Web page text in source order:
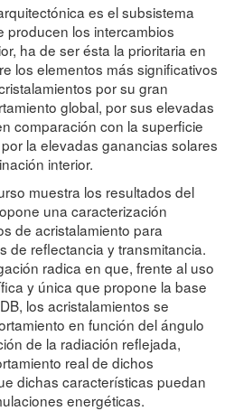
es el subsistema
producen los intercambios
ha de ser ésta la prioritaria en
los elementos más significativos
por su gran
global, por sus elevadas
comparación con la superficie
la elevadas ganancias solares
interior.
muestra los resultados del
una caracterización
de acristalamiento para
de reflectancia y transmitancia.
radica en que, frente al uso
y única que propone la base
los acristalamientos se
en función del ángulo
de la radiación reflejada,
real de dichos
dichas características puedan
energéticas.